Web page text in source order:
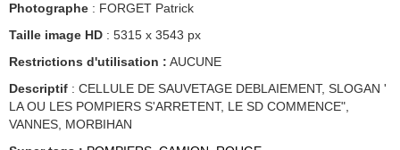
Photographe : FORGET Patrick
Taille image HD : 5315 x 3543 px
Restrictions d'utilisation : AUCUNE
Descriptif : CELLULE DE SAUVETAGE DEBLAIEMENT, SLOGAN '
LA OU LES POMPIERS S'ARRETENT, LE SD COMMENCE",
VANNES, MORBIHAN